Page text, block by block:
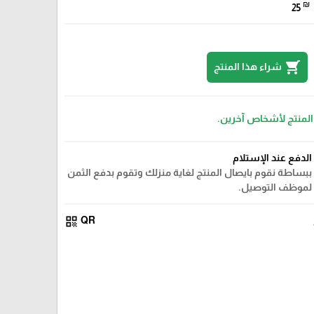
25 ₪
shopping_cart شراء هذا المنتج
المنتج لأشخاص آخرين.
الدفع عند الإستلام
ببساطة نقوم بايصال المنتج لغاية منزلك وتقوم بدفع الثمن
لموظف التوصيل.
QR
qr_code